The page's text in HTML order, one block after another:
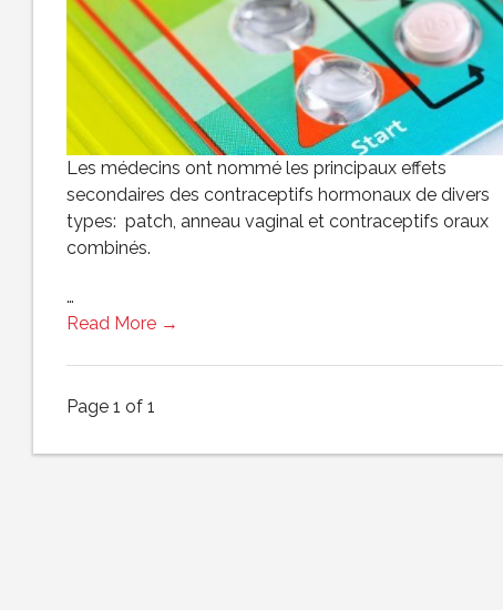
Les médecins ont nommé les principaux effets
secondaires des contraceptifs hormonaux de divers
types: patch, anneau vaginal et contraceptifs oraux
combinés.
…
Read More →
Page 1 of 1